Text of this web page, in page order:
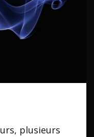
plusieurs